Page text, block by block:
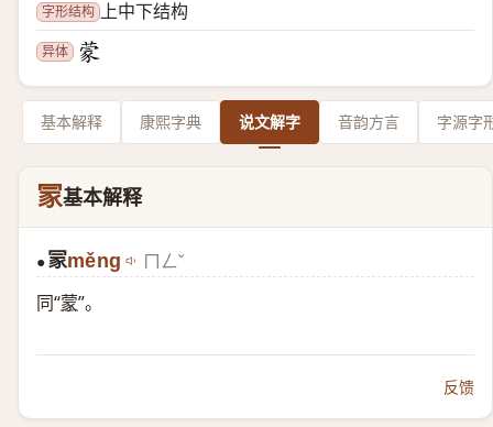
字形结构
上中下结构
异体
基本解释 康熙字典 说文解字 音韵方言 字源字
冡基本解释
● 冡měng ㄇㄥˇ
同“蒙”。
反馈